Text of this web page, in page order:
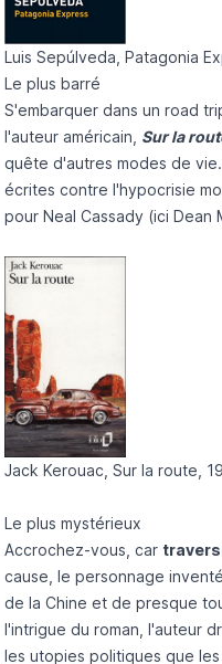
Luis Sepúlveda, Patagonia
Le plus barré
S'embarquer dans un road
l'auteur américain, Sur la
quête d'autres modes de
écrites contre l'hypocrisie
pour Neal Cassady (ici Dean
Jack Kerouac, Sur la route,
Le plus mystérieux
Accrochez-vous, car
cause, le personnage
de la Chine et de presque
l'intrigue du roman, l'auteur
les utopies politiques que